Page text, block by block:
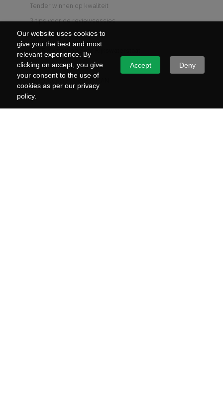
Our website uses cookies to
give you the best and most
relevant experience. By
clicking on accept, you give
your consent to the use of
cookies as per our privacy
policy.
Accept Deny
Tender winnen op kwaliteit
3 tips voor de reviewsessies
Past Performance
M.A.R.K.-methode van Rijkswaterstaat
Wat is UAV-GC
Risicodossier met RISMAN